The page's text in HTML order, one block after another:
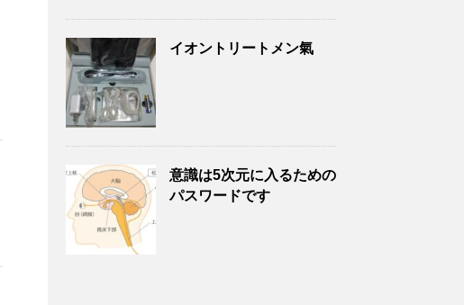
イオントリートメン氣
意識は5次元に入るための
パスワードです